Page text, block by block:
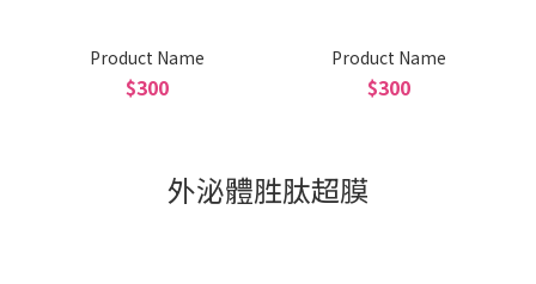
Product Name
$300
Product Name
$300
外泌體胜肽超膜